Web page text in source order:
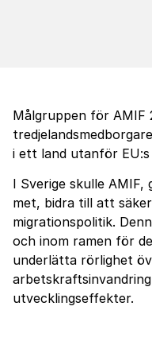
Målgruppen för AMIF
i ett land utanför EU:s
I Sverige skulle
met, bidra till att
migrationspolitik.
och inom ramen för
underlätta rörlighet
utvecklingseffekter.